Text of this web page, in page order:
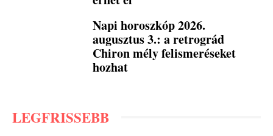
Napi horoszkóp 2026.
augusztus 3.: a retrográd
Chiron mély felismeréseket
hozhat
LEGFRISSEBB